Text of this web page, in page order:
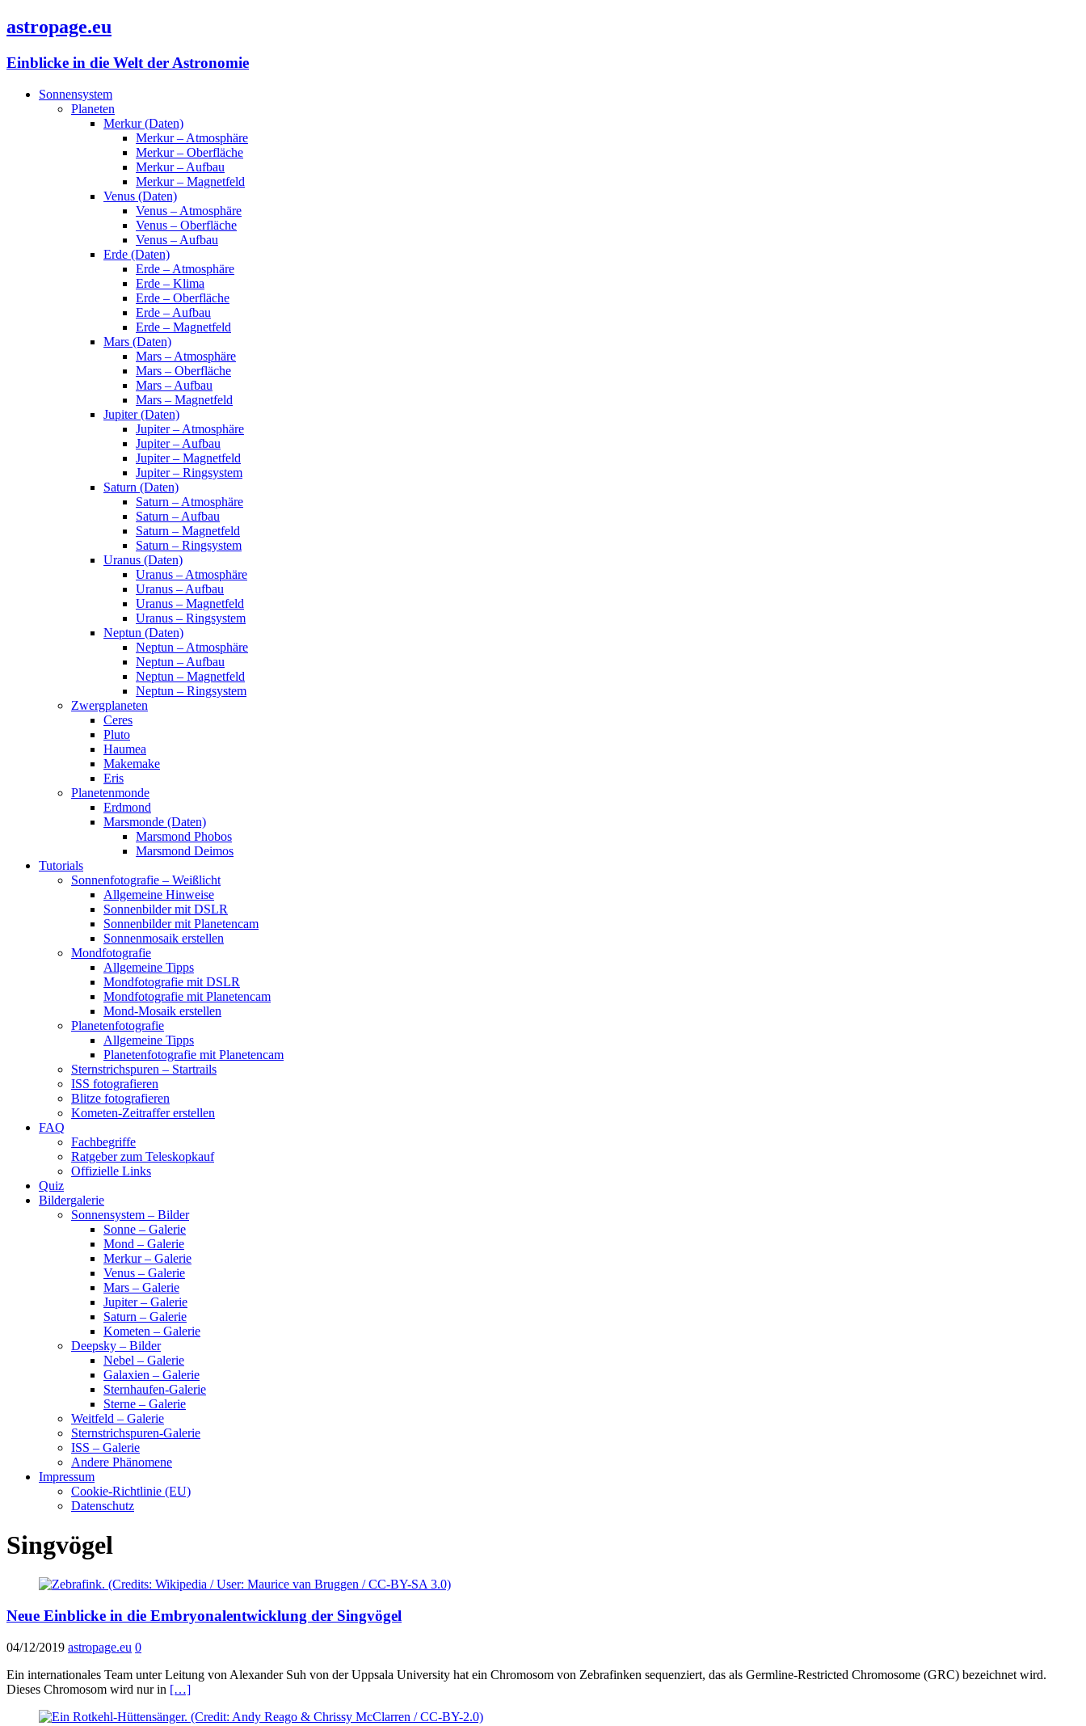
astropage.eu
Einblicke in die Welt der Astronomie
Sonnensystem
Planeten
Merkur (Daten)
Merkur – Atmosphäre
Merkur – Oberfläche
Merkur – Aufbau
Merkur – Magnetfeld
Venus (Daten)
Venus – Atmosphäre
Venus – Oberfläche
Venus – Aufbau
Erde (Daten)
Erde – Atmosphäre
Erde – Klima
Erde – Oberfläche
Erde – Aufbau
Erde – Magnetfeld
Mars (Daten)
Mars – Atmosphäre
Mars – Oberfläche
Mars – Aufbau
Mars – Magnetfeld
Jupiter (Daten)
Jupiter – Atmosphäre
Jupiter – Aufbau
Jupiter – Magnetfeld
Jupiter – Ringsystem
Saturn (Daten)
Saturn – Atmosphäre
Saturn – Aufbau
Saturn – Magnetfeld
Saturn – Ringsystem
Uranus (Daten)
Uranus – Atmosphäre
Uranus – Aufbau
Uranus – Magnetfeld
Uranus – Ringsystem
Neptun (Daten)
Neptun – Atmosphäre
Neptun – Aufbau
Neptun – Magnetfeld
Neptun – Ringsystem
Zwergplaneten
Ceres
Pluto
Haumea
Makemake
Eris
Planetenmonde
Erdmond
Marsmonde (Daten)
Marsmond Phobos
Marsmond Deimos
Tutorials
Sonnenfotografie – Weißlicht
Allgemeine Hinweise
Sonnenbilder mit DSLR
Sonnenbilder mit Planetencam
Sonnenmosaik erstellen
Mondfotografie
Allgemeine Tipps
Mondfotografie mit DSLR
Mondfotografie mit Planetencam
Mond-Mosaik erstellen
Planetenfotografie
Allgemeine Tipps
Planetenfotografie mit Planetencam
Sternstrichspuren – Startrails
ISS fotografieren
Blitze fotografieren
Kometen-Zeitraffer erstellen
FAQ
Fachbegriffe
Ratgeber zum Teleskopkauf
Offizielle Links
Quiz
Bildergalerie
Sonnensystem – Bilder
Sonne – Galerie
Mond – Galerie
Merkur – Galerie
Venus – Galerie
Mars – Galerie
Jupiter – Galerie
Saturn – Galerie
Kometen – Galerie
Deepsky – Bilder
Nebel – Galerie
Galaxien – Galerie
Sternhaufen-Galerie
Sterne – Galerie
Weitfeld – Galerie
Sternstrichspuren-Galerie
ISS – Galerie
Andere Phänomene
Impressum
Cookie-Richtlinie (EU)
Datenschutz
Singvögel
Neue Einblicke in die Embryonalentwicklung der Singvögel
04/12/2019 astropage.eu 0
Ein internationales Team unter Leitung von Alexander Suh von der Uppsala University hat ein Chromosom von Zebrafinken sequenziert, das als Germline-Restricted Chromosome (GRC) bezeichnet wird.
Dieses Chromosom wird nur in […]